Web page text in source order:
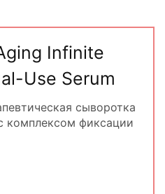
Infinite
Use Serum
сыворотка
комплексом фиксации